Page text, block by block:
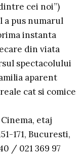
cei noi”)
a pus numarul
instanta
din viata
spectacolului
aparent
cat si comice
etaj
171, Bucuresti,
/ 021 369 97